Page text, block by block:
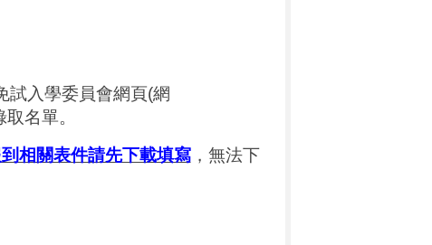
試入學委員會網頁(網
名單。
相關表件請先下載填寫，無法下